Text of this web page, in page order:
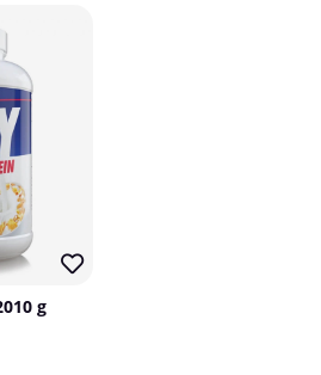
g